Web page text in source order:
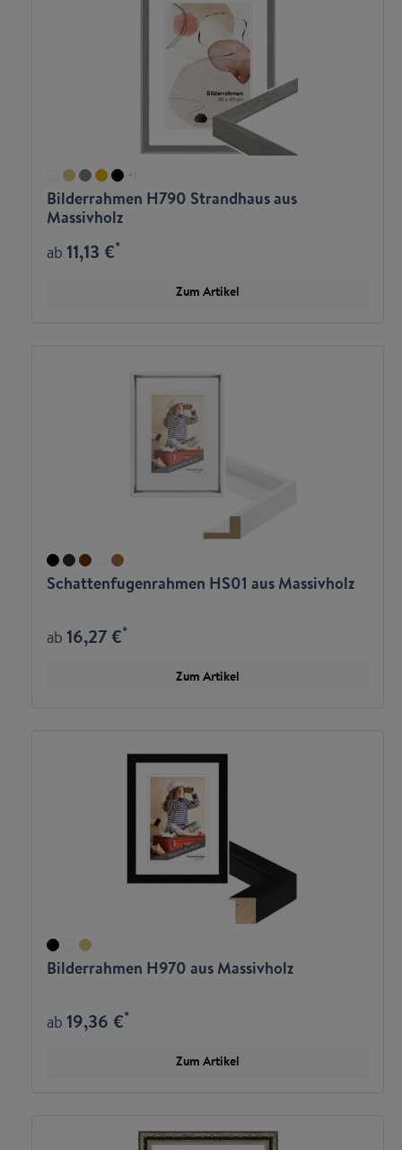
+
Bilderrahmen H790 Strandhaus aus
Massivholz
ab11,13 €*
Zum Artikel
Schattenfugenrahmen HS01 aus Massivholz
ab16,27 €*
Zum Artikel
Bilderrahmen H970 aus Massivholz
ab19,36 €*
Zum Artikel